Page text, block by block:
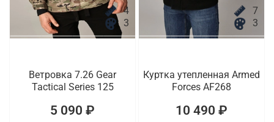
4
3
Ветровка 7.26 Gear
Tactical Series 125
5 090 ₽
7
3
Куртка утепленная Armed
Forces AF268
10 490 ₽